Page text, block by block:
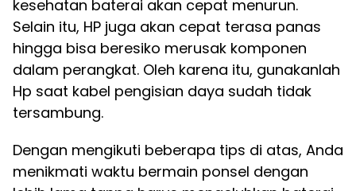
kesehatan baterai akan cepat menurun.
Selain itu, HP juga akan cepat terasa panas
hingga bisa beresiko merusak komponen
dalam perangkat. Oleh karena itu, gunakanlah
Hp saat kabel pengisian daya sudah tidak
tersambung.
Dengan mengikuti beberapa tips di atas, Anda
menikmati waktu bermain ponsel dengan